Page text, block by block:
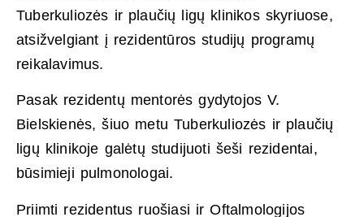
Tuberkuliozės ir plaučių ligų klinikos skyriuose,
atsižvelgiant į rezidentūros studijų programų
reikalavimus.
Pasak rezidentų mentorės gydytojos V.
Bielskienės, šiuo metu Tuberkuliozės ir plaučių
ligų klinikoje galėtų studijuoti šeši rezidentai,
būsimieji pulmonologai.
Priimti rezidentus ruošiasi ir Oftalmologijos